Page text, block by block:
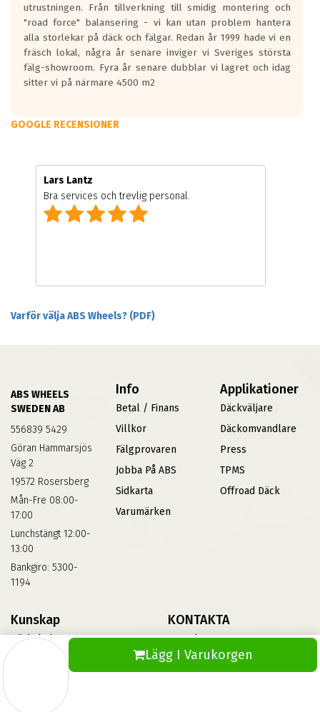
Lägg I Varukorgen
utrustningen. Från tillverkning till smidig montering och
"road force" balansering - vi kan utan problem hantera
alla storlekar på däck och fälgar. Redan år 1999 hade vi en
fräsch lokal, några år senare inviger vi Sveriges största
fälg-showroom. Fyra år senare dubblar vi lagret och idag
sitter vi på närmare 4500 m2
GOOGLE RECENSIONER
Lars Lantz
Bra services och trevlig personal.
Varför välja ABS Wheels? (PDF)
ABS WHEELS
SWEDEN AB
556839 5429
Göran Hammarsjös
Väg 2
19572 Rosersberg
Mån-Fre 08:00-
17:00
Lunchstängt 12:00-
13:00
Bankgiro: 5300-
1194
Info
Betal / Finans
Villkor
Fälgprovaren
Jobba På ABS
Sidkarta
Varumärken
Applikationer
Däckväljare
Däckomvandlare
Press
TPMS
Offroad Däck
Kunskap
Däckskola
Informationsbank Av Däck
KONTAKTA
Kontakta Oss
Vinterdäck